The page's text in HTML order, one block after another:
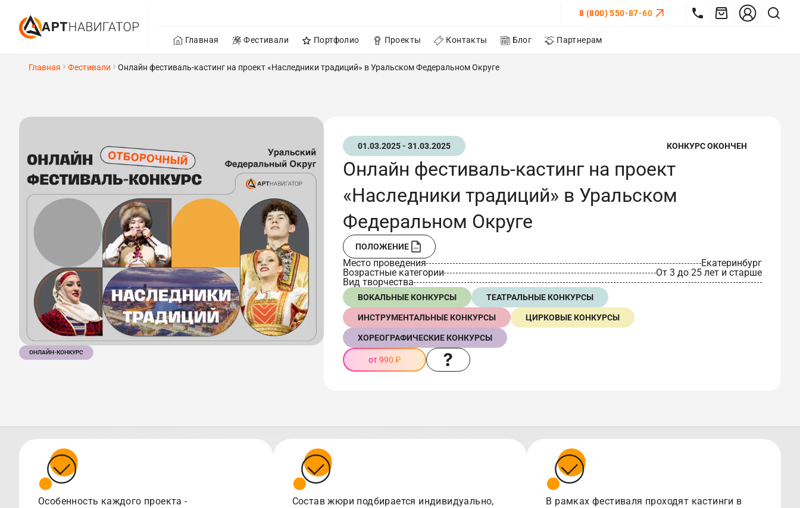
8 (800) 550-87-60
Главная Фестивали Портфолио Проекты Контакты Блог Партнерам
Главная Фестивали Онлайн фестиваль-кастинг на проект «Наследники традиций» в Уральском Федеральном Округе
ОНЛАЙН-КОНКУРС
01.03.2025 - 31.03.2025 КОНКУРС ОКОНЧЕН
Онлайн фестиваль-кастинг на проект
«Наследники традиций» в Уральском
Федеральном Округе
ПОЛОЖЕНИЕ
Место проведения
Екатеринбург
Возрастные категории
От 3 до 25 лет и старше
Вид творчества
ВОКАЛЬНЫЕ КОНКУРСЫ ТЕАТРАЛЬНЫЕ КОНКУРСЫ
ИНСТРУМЕНТАЛЬНЫЕ КОНКУРСЫ ЦИРКОВЫЕ КОНКУРСЫ
ХОРЕОГРАФИЧЕСКИЕ КОНКУРСЫ
от 990 ₽
Особенность каждого проекта -
Состав жюри подбирается индивидуально,
В рамках фестиваля проходят кастинги в